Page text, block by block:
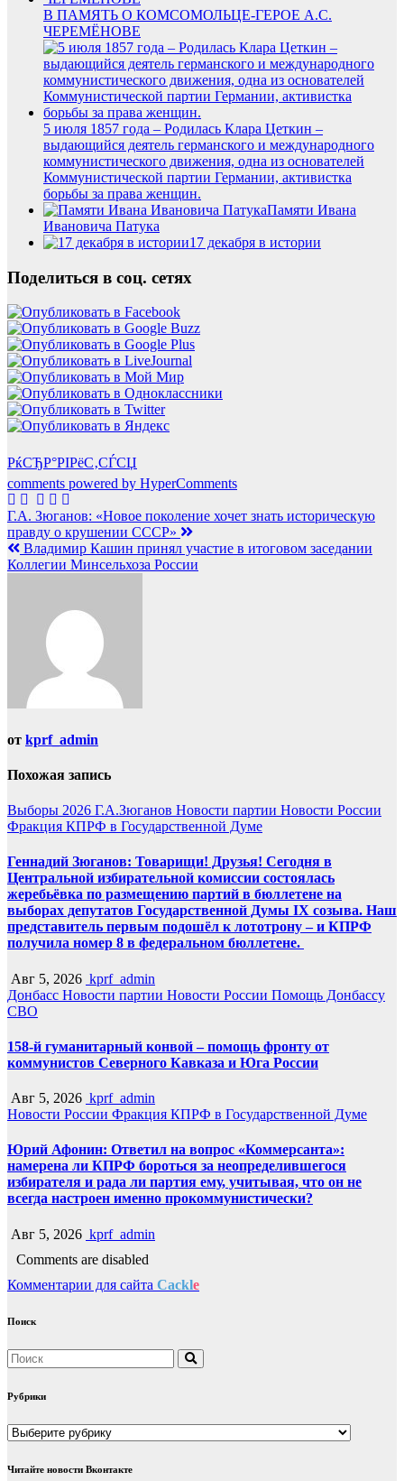
В ПАМЯТЬ О КОМСОМОЛЬЦЕ-ГЕРОЕ А.С.
ЧЕРЕМЁНОВЕ
5 июля 1857 года – Родилась Клара Цеткин –
выдающийся деятель германского и международного
коммунистического движения, одна из основателей
Коммунистической партии Германии, активистка
борьбы за права женщин.
Памяти Ивана
Ивановича Патука
17 декабря в истории
Поделиться в соц. сетях
РќСЂР°РІРёС‚СЃСЏ
comments powered by HyperComments
Навигация
по
записям
Г.А. Зюганов: «Новое поколение хочет знать историческую
правду о крушении СССР»
Владимир Кашин принял участие в итоговом заседании
Коллегии Минсельхоза России
от kprf_admin
Похожая запись
Выборы 2026 Г.А.Зюганов Новости партии Новости России
Фракция КПРФ в Государственной Думе
Геннадий Зюганов: Товарищи! Друзья! Сегодня в
Центральной избирательной комиссии состоялась
жеребьёвка по размещению партий в бюллетене на
выборах депутатов Государственной Думы IX созыва. Наш
представитель первым подошёл к лототрону – и КПРФ
получила номер 8 в федеральном бюллетене.
Авг 5, 2026 kprf_admin
Донбасс Новости партии Новости России Помощь Донбассу
СВО
158-й гуманитарный конвой – помощь фронту от
коммунистов Северного Кавказа и Юга России
Авг 5, 2026 kprf_admin
Новости России Фракция КПРФ в Государственной Думе
Юрий Афонин: Ответил на вопрос «Коммерсанта»:
намерена ли КПРФ бороться за неопределившегося
избирателя и рада ли партия ему, учитывая, что он не
всегда настроен именно прокоммунистически?
Авг 5, 2026 kprf_admin
Comments are disabled
Комментарии для сайта Cackle
Поиск
Рубрики
Рубрики
Читайте новости Вконтакте